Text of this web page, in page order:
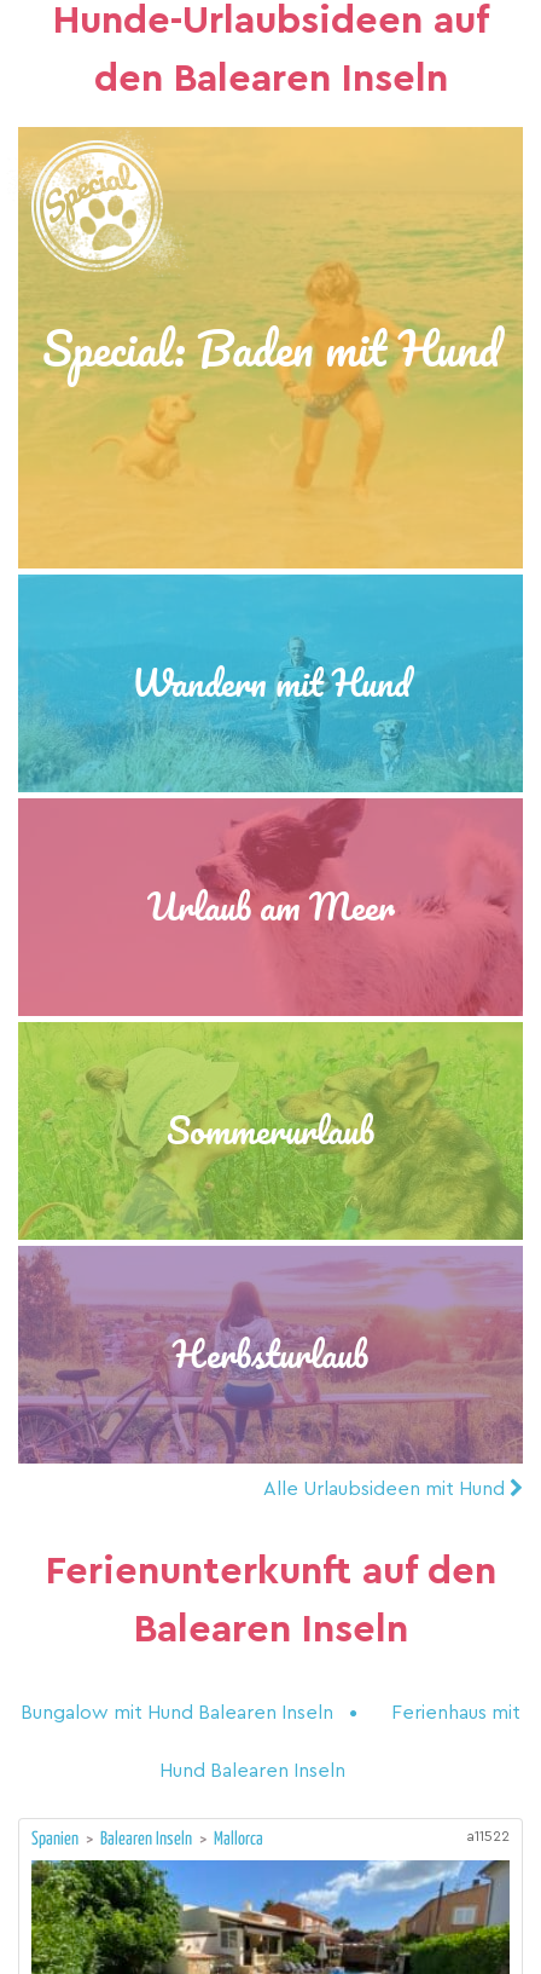
Hunde-Urlaubsideen auf
den Balearen Inseln
Special: Baden mit Hund
Wandern mit Hund
Urlaub am Meer
Sommerurlaub
Herbsturlaub
Alle Urlaubsideen mit Hund
Ferienunterkunft auf den
Balearen Inseln
Bungalow mit Hund Balearen Inseln Ferienhaus mit
Hund Balearen Inseln
Spanien > Balearen Inseln > Mallorca a11522